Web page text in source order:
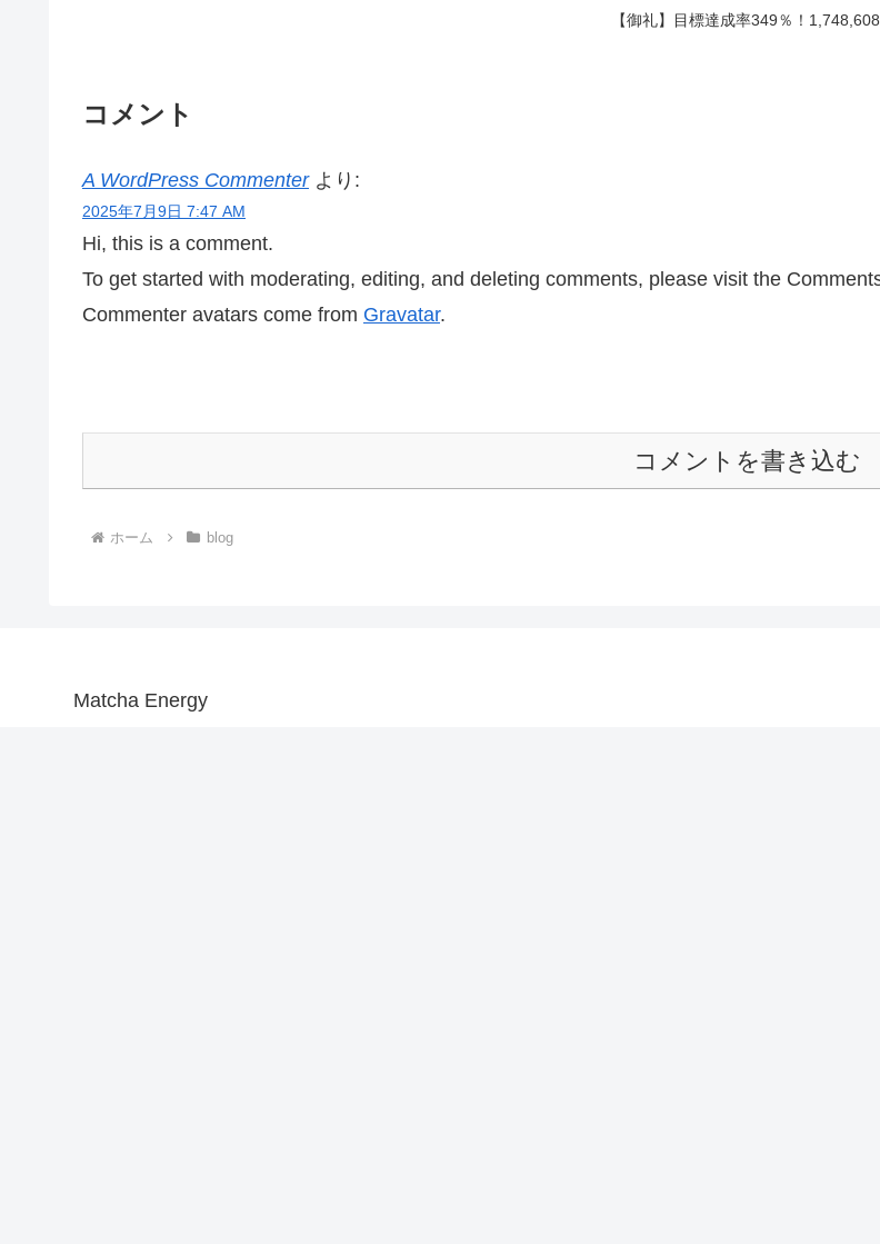
【御礼】目標達成率349％！
コメント
A WordPress Commenter より:
2025年7月9日 7:47 AM
Hi, this is a comment.
To get started with moderating, editing, and deleting comments, please visit the
Commenter avatars come from Gravatar.
コメントを書き込む
ホーム blog
Matcha Energy